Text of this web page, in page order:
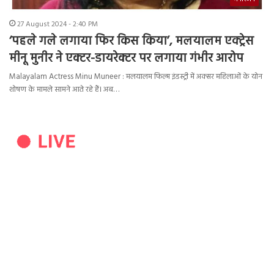
27 August 2024 - 2:40 PM
‘पहले गले लगाया फिर किस किया’, मलयालम एक्ट्रेस
मीनू मुनीर ने एक्टर-डायरेक्टर पर लगाया गंभीर आरोप
Malayalam Actress Minu Muneer : मलयालम फिल्म इंडस्ट्री में अक्सर महिलाओं के योन
शोषण के मामले सामने आते रहे हैं। अब…